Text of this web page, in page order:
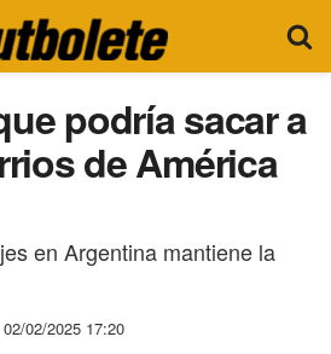
podría sacar a
de América
en Argentina mantiene la
02/02/2025 17:20